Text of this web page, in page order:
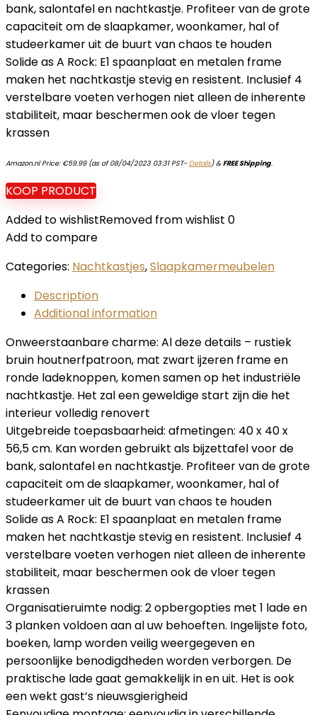
bank, salontafel en nachtkastje. Profiteer van de grote
capaciteit om de slaapkamer, woonkamer, hal of
studeerkamer uit de buurt van chaos te houden
Solide as A Rock: E1 spaanplaat en metalen frame
maken het nachtkastje stevig en resistent. Inclusief 4
verstelbare voeten verhogen niet alleen de inherente
stabiliteit, maar beschermen ook de vloer tegen
krassen
Amazon.nl Price: €59.99(as of 08/04/2023 03:31 PST-Details)&FREE Shipping.
KOOP PRODUCT
Added to wishlistRemoved from wishlist 0
Add to compare
Categories: Nachtkastjes,Slaapkamermeubelen
Description
Additional information
Onweerstaanbare charme: Al deze details – rustiek
bruin houtnerfpatroon, mat zwart ijzeren frame en
ronde ladeknoppen, komen samen op het industriële
nachtkastje. Het zal een geweldige start zijn die het
interieur volledig renovert
Uitgebreide toepasbaarheid: afmetingen: 40 x 40 x
56,5 cm. Kan worden gebruikt als bijzettafel voor de
bank, salontafel en nachtkastje. Profiteer van de grote
capaciteit om de slaapkamer, woonkamer, hal of
studeerkamer uit de buurt van chaos te houden
Solide as A Rock: E1 spaanplaat en metalen frame
maken het nachtkastje stevig en resistent. Inclusief 4
verstelbare voeten verhogen niet alleen de inherente
stabiliteit, maar beschermen ook de vloer tegen
krassen
Organisatieruimte nodig: 2 opbergopties met 1 lade en
3 planken voldoen aan al uw behoeften. Ingelijste foto,
boeken, lamp worden veilig weergegeven en
persoonlijke benodigdheden worden verborgen. De
praktische lade gaat gemakkelijk in en uit. Het is ook
een wekt gast’s nieuwsgierigheid